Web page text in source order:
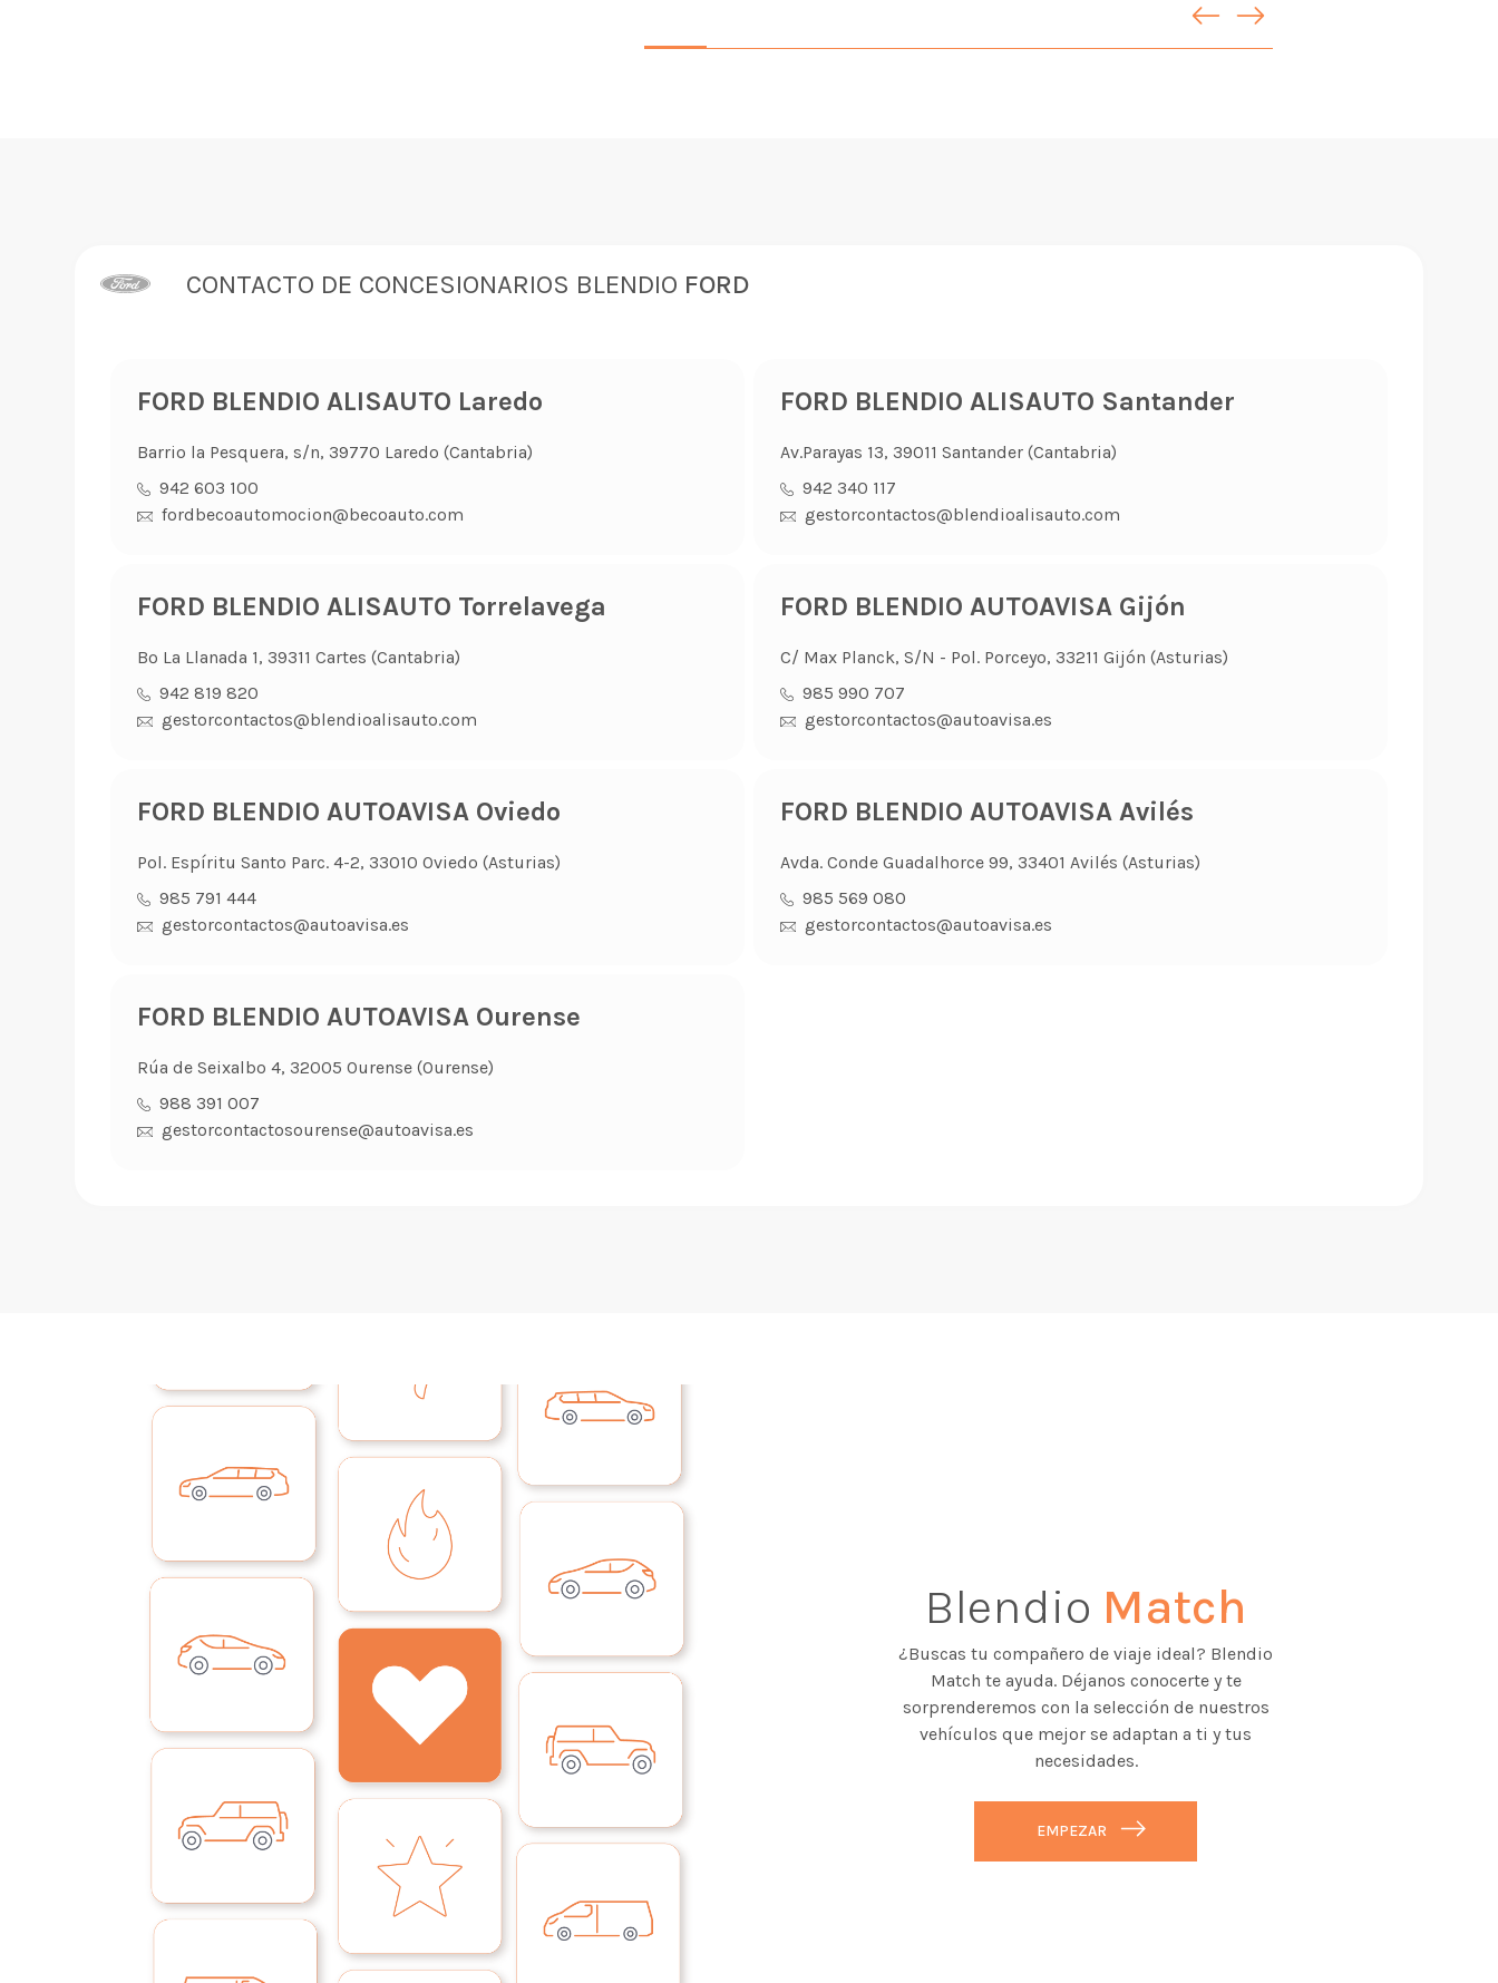
CONTACTO DE CONCESIONARIOS BLENDIO FORD
FORD BLENDIO ALISAUTO Laredo
Barrio la Pesquera, s/n, 39770 Laredo (Cantabria)
942 603 100
fordbecoautomocion@becoauto.com
FORD BLENDIO ALISAUTO Santander
Av.Parayas 13, 39011 Santander (Cantabria)
942 340 117
gestorcontactos@blendioalisauto.com
FORD BLENDIO ALISAUTO Torrelavega
Bº La Llanada 1, 39311 Cartes (Cantabria)
942 819 820
gestorcontactos@blendioalisauto.com
FORD BLENDIO AUTOAVISA Gijón
C/ Max Planck, S/N - Pol. Porceyo, 33211 Gijón (Asturias)
985 990 707
gestorcontactos@autoavisa.es
FORD BLENDIO AUTOAVISA Oviedo
Pol. Espíritu Santo Parc. 4-2, 33010 Oviedo (Asturias)
985 791 444
gestorcontactos@autoavisa.es
FORD BLENDIO AUTOAVISA Avilés
Avda. Conde Guadalhorce 99, 33401 Avilés (Asturias)
985 569 080
gestorcontactos@autoavisa.es
FORD BLENDIO AUTOAVISA Ourense
Rúa de Seixalbo 4, 32005 Ourense (Ourense)
988 391 007
gestorcontactosourense@autoavisa.es
Blendio Match
¿Buscas tu compañero de viaje ideal? Blendio
Match te ayuda. Déjanos conocerte y te
sorprenderemos con la selección de nuestros
vehículos que mejor se adaptan a ti y tus
necesidades.
EMPEZAR